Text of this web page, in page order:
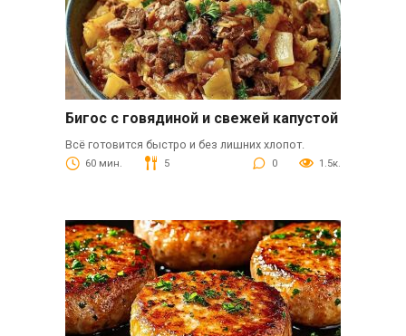
Бигос с говядиной и свежей капустой
Всё готовится быстро и без лишних хлопот.
60 мин. 5 0 1.5к.